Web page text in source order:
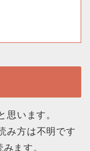
思います。
み方は不明です
ます。